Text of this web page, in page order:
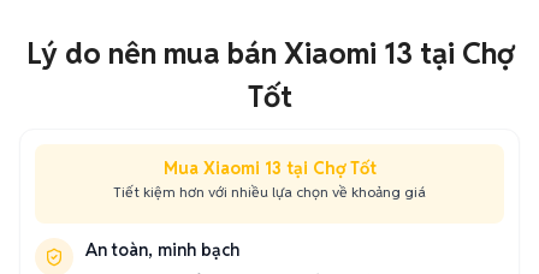
Lý do nên mua bán Xiaomi 13 tại Chợ
Tốt
Mua Xiaomi 13 tại Chợ Tốt
Tiết kiệm hơn với nhiều lựa chọn về khoảng giá
An toàn, minh bạch